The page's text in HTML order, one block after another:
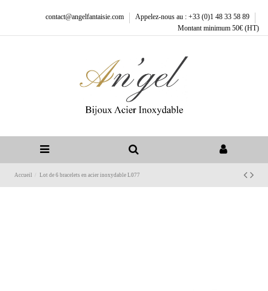
contact@angelfantaisie.com
Appelez-nous au : +33 (0)1 48 33 58 89
Montant minimum 50€ (HT)
Accueil Lot de 6 bracelets en acier inoxydable L077